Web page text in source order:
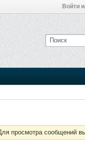
Войти
просмотра сообщений